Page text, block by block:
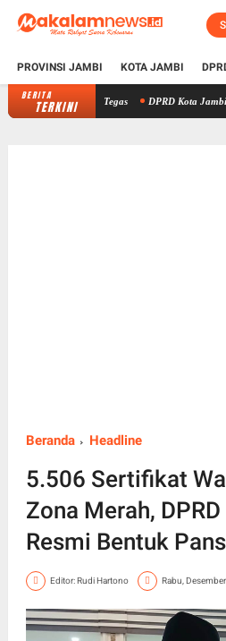
PROVINSI JAMBI KOTA JAMBI
BERITA
TERKINI DPRD Kota Jambi dan
Beranda Headline
5.506 Sertifikat
Zona Merah,
Resmi Bentuk
Editor: Rudi Hartono Rabu,